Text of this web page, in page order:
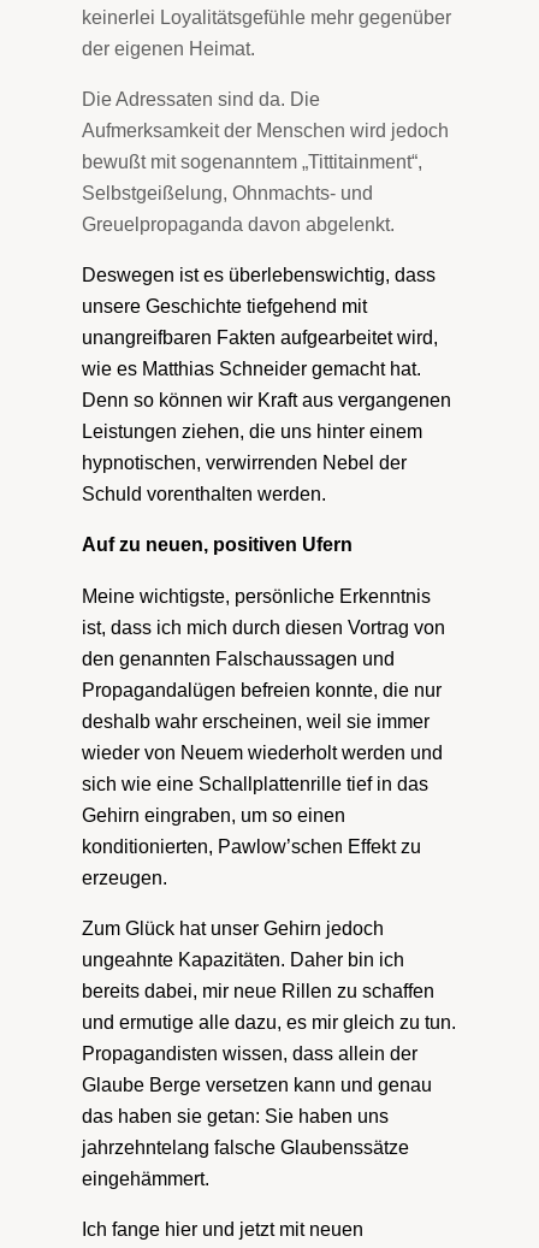
keinerlei Loyalitätsgefühle mehr gegenüber
der eigenen Heimat.
Die Adressaten sind da. Die
Aufmerksamkeit der Menschen wird jedoch
bewußt mit sogenanntem „Tittitainment“,
Selbstgeißelung, Ohnmachts- und
Greuelpropaganda davon abgelenkt.
Deswegen ist es überlebenswichtig, dass
unsere Geschichte tiefgehend mit
unangreifbaren Fakten aufgearbeitet wird,
wie es Matthias Schneider gemacht hat.
Denn so können wir Kraft aus vergangenen
Leistungen ziehen, die uns hinter einem
hypnotischen, verwirrenden Nebel der
Schuld vorenthalten werden.
Auf zu neuen, positiven Ufern
Meine wichtigste, persönliche Erkenntnis
ist, dass ich mich durch diesen Vortrag von
den genannten Falschaussagen und
Propagandalügen befreien konnte, die nur
deshalb wahr erscheinen, weil sie immer
wieder von Neuem wiederholt werden und
sich wie eine Schallplattenrille tief in das
Gehirn eingraben, um so einen
konditionierten, Pawlow’schen Effekt zu
erzeugen.
Zum Glück hat unser Gehirn jedoch
ungeahnte Kapazitäten. Daher bin ich
bereits dabei, mir neue Rillen zu schaffen
und ermutige alle dazu, es mir gleich zu tun.
Propagandisten wissen, dass allein der
Glaube Berge versetzen kann und genau
das haben sie getan: Sie haben uns
jahrzehntelang falsche Glaubenssätze
eingehämmert.
Ich fange hier und jetzt mit neuen